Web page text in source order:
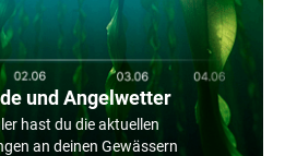
und Angelwetter
hast du die aktuellen
an deinen Gewässern